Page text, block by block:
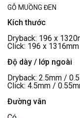
GỖ MUỒNG ĐEN
Kích thước
Dryback: 196 x
Click: 196 x 1316mm
Độ dày / lớp ngoài
Dryback: 2.5mm /
Click: 4.5mm /
Đường vân